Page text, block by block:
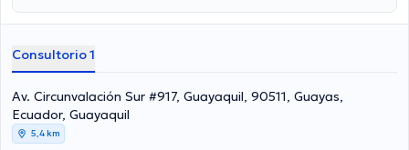
años de experiencia laboral en su área de experiencia. De igual
asociaciones médicas. Raul Guerra ha intervenido en innumerables
conferencias con miras a tener una formación continua en su
ámbito de especialización y ha difundido numerosas ediciones.
Consultorio 1
Av. Circunvalación Sur #917, Guayaquil, 90511, Guayas,
Ecuador, Guayaquil
5,4 km